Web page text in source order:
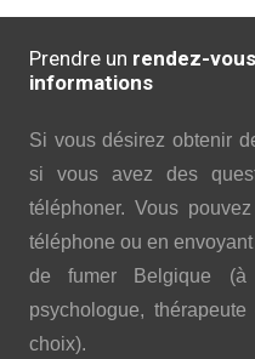
Prendre un rendez-vous
informations
Si vous désirez obtenir
si vous avez des
téléphoner. Vous
téléphone ou en
de fumer Belgique (à
psychologue,
choix).